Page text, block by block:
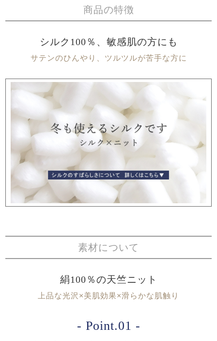
商品の特徴
シルク100％、敏感肌の方にも
サテンのひんやり、ツルツルが苦手な方に
素材について
絹100％の天竺ニット
上品な光沢×美肌効果×滑らかな肌触り
- Point.01 -